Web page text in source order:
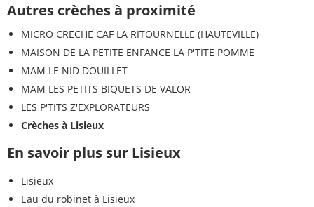
Autres crèches à proximité
MICRO CRECHE CAF LA RITOURNELLE (HAUTEVILLE)
MAISON DE LA PETITE ENFANCE LA P'TITE POMME
MAM LE NID DOUILLET
MAM LES PETITS BIQUETS DE VALOR
LES P'TITS Z'EXPLORATEURS
Crèches à Lisieux
En savoir plus sur Lisieux
Lisieux
Eau du robinet à Lisieux